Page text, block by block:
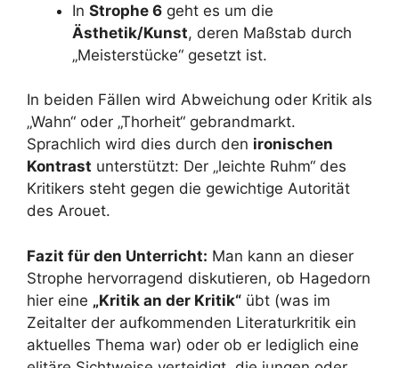
In Strophe 6 geht es um die
Ästhetik/Kunst, deren Maßstab durch
„Meisterstücke“ gesetzt ist.
In beiden Fällen wird Abweichung oder Kritik als
„Wahn“ oder „Thorheit“ gebrandmarkt.
Sprachlich wird dies durch den ironischen
Kontrast unterstützt: Der „leichte Ruhm“ des
Kritikers steht gegen die gewichtige Autorität
des Arouet.
Fazit für den Unterricht: Man kann an dieser
Strophe hervorragend diskutieren, ob Hagedorn
hier eine „Kritik an der Kritik“ übt (was im
Zeitalter der aufkommenden Literaturkritik ein
aktuelles Thema war) oder ob er lediglich eine